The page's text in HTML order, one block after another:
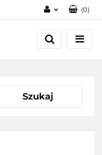
Zaloguj się
Zarejestruj się
(0)
Szukaj